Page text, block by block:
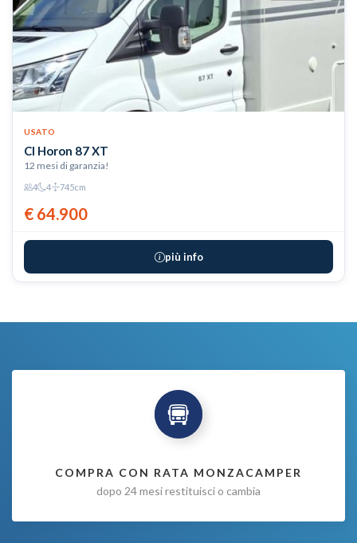
USATO
CI Horon 87 XT
12 mesi di garanzia!
4 4 745cm
€ 64.900
più info
COMPRA CON RATA MONZACAMPER
dopo 24 mesi restituisci o cambia